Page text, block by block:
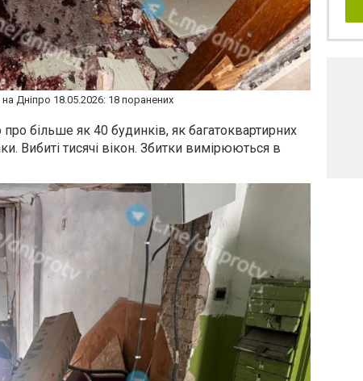
Дніпро 18.05.2026: 18 поранених
більше як 40 будинків, як багатоквартирних
Вибиті тисячі вікон. Збитки вимірюються в